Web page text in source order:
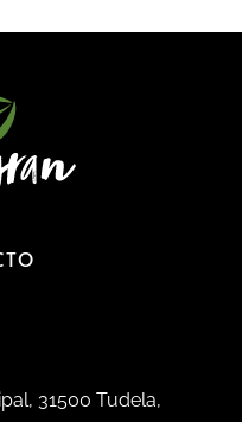
31500 Tudela,